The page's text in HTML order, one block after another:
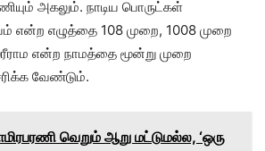
அகலும். நாடிய பொருட்கள்
என்ற எழுத்தை 108 முறை, 1008 முறை
என்ற நாமத்தை மூன்று முறை
வேண்டும்.
வெறும் ஆறு மட்டுமல்ல, ‘ஒரு